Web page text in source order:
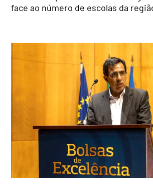
face ao número de escolas da